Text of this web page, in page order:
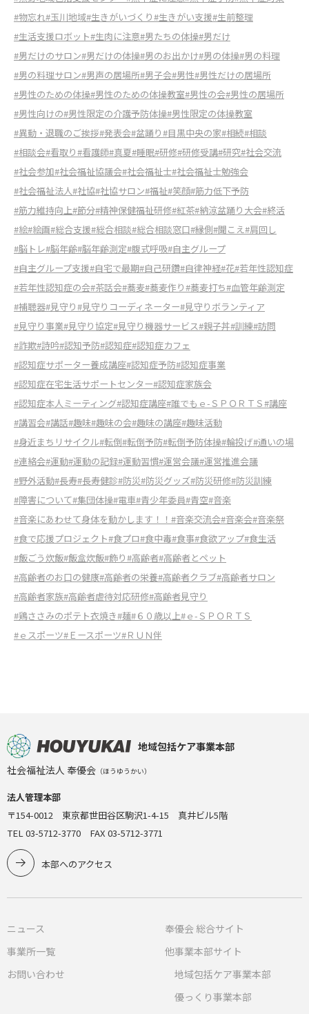
#物忘れ#玉川地域#生きがいづくり#生きがい支援#生前整理
#生活支援ロボット#生肉に注意#男たちの体操#男だけ
#男だけのサロン#男だけの体操#男のお出かけ#男の体操#男の料理
#男の料理サロン#男声の居場所#男子会#男性#男性だけの居場所
#男性のための体操#男性のための体操教室#男性の会#男性の居場所
#男性向けの#男性限定の介護予防体操#男性限定の体操教室
#異動・退職のご挨拶#発表会#盆踊り#目黒中央の家#相続#相談
#相談会#看取り#看護師#真夏#睡眠#研修#研修受講#研究#社会交流
#社会参加#社会福祉協議会#社会福祉士#社会福祉士勉強会
#社会福祉法人#社協#社協サロン#福祉#笑顔#筋力低下予防
#筋力維持向上#節分#精神保健福祉研修#紅茶#納涼盆踊り大会#終活
#絵#絵画#総合支援#総合相談#総合相談窓口#縁側#聞こえ#肩回し
#脳トレ#脳年齢#脳年齢測定#腹式呼吸#自主グループ
#自主グループ支援#自宅で最期#自己研鑽#自律神経#花#若年性認知症
#若年性認知症の会#茶話会#蕎麦#蕎麦作り#蕎麦打ち#血管年齢測定
#補聴器#見守り#見守りコーディネーター#見守りボランティア
#見守り事業#見守り協定#見守り機器サービス#親子丼#訓練#訪問
#詐欺#詩吟#認知予防#認知症#認知症カフェ
#認知症サポーター養成講座#認知症予防#認知症事業
#認知症在宅生活サポートセンター#認知症家族会
#認知症本人ミーティング#認知症講座#誰でもｅ-ＳＰＯＲＴＳ#講座
#講習会#講話#趣味#趣味の会#趣味の講座#趣味活動
#身近まちリサイクル#転倒#転倒予防#転倒予防体操#輪投げ#通いの場
#連絡会#運動#運動の記録#運動習慣#運営会議#運営推進会議
#野外活動#長寿#長寿健診#防災#防災グッズ#防災研修#防災訓練
#障害について#集団体操#電車#青少年委員#青空#音楽
#音楽にあわせて身体を動かします！！ #音楽交流会#音楽会#音楽祭
#食で応援プロジェクト#食プロ#食中毒#食事#食欲アップ#食生活
#飯ごう炊飯#飯盒炊飯#飾り#高齢者#高齢者とペット
#高齢者のお口の健康#高齢者の栄養#高齢者クラブ#高齢者サロン
#高齢者家族#高齢者虐待対応研修#高齢者見守り
#鶏ささみのポテト衣焼き#麺#６０歳以上#ｅ-ＳＰＯＲＴＳ
#ｅスポーツ#Ｅースポーツ#ＲＵＮ伴
地域包括ケア事業本部
社会福祉法人 奉優会 （ほうゆうかい）
法人管理本部
〒154-0012 東京都世田谷区駒沢1-4-15 真井ビル5階
TEL 03-5712-3770 FAX 03-5712-3771
本部へのアクセス
ニュース
事業所一覧
お問い合わせ
奉優会 総合サイト
他事業本部サイト
地域包括ケア事業本部
優っくり事業本部